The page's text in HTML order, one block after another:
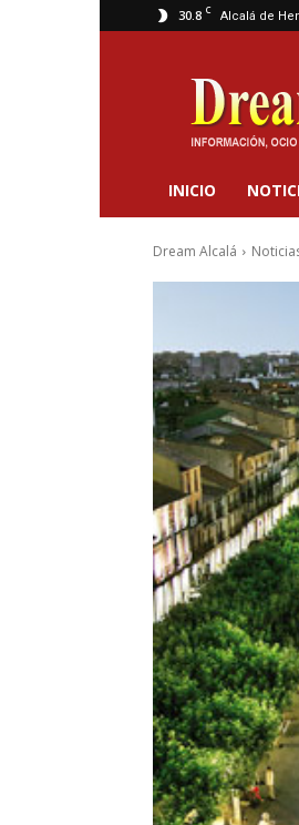
30.8 C Alcalá de
Dream
Alcalá
INICIO
Dream Alcalá